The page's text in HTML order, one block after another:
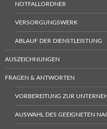
NOTFALLORDNER
VERSORGUNGSWERK
ABLAUF DER DIENSTLEISTUNG
AUSZEICHNUNGEN
FRAGEN & ANTWORTEN
VORBEREITUNG ZUR
AUSWAHL DES GEEIGNETEN